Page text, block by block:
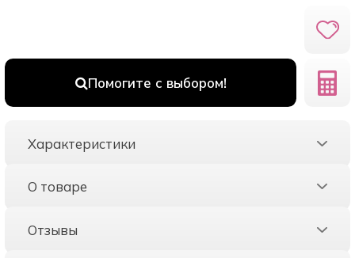
Помогите с выбором!
Характеристики
О товаре
Отзывы